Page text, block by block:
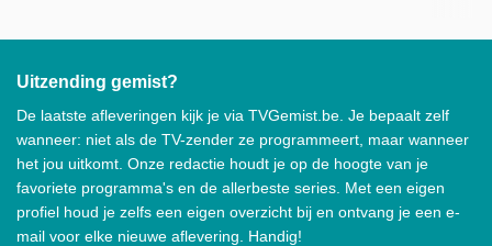
Uitzending gemist?
De laatste afleveringen kijk je via TVGemist.be. Je bepaalt zelf
wanneer: niet als de TV-zender ze programmeert, maar wanneer
het jou uitkomt. Onze redactie houdt je op de hoogte van je
favoriete programma's en de allerbeste series. Met een eigen
profiel houd je zelfs een eigen overzicht bij en ontvang je een e-
mail voor elke nieuwe aflevering. Handig!